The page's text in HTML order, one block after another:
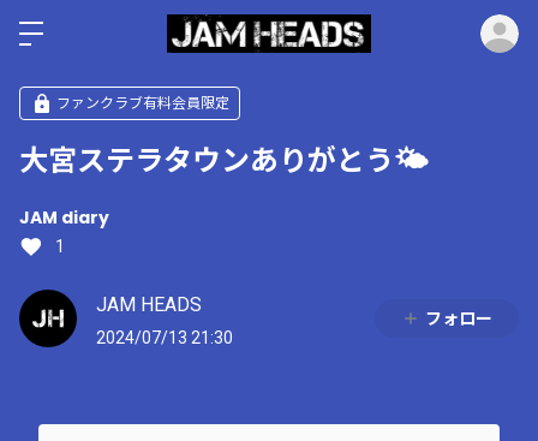
ファンクラブ有料会員限定
大宮ステラタウンありがとう🌤️
JAM diary
1
JAM HEADS
2024/07/13 21:30
フォロー